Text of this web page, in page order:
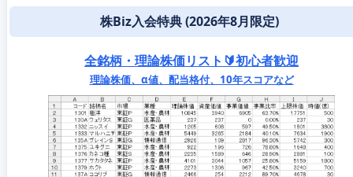
株Biz入会特典 (2026年8月限定)
全銘柄・理論株価リスト🔰初心者歓迎
理論株価、α値、配当格付、10年スコアなど